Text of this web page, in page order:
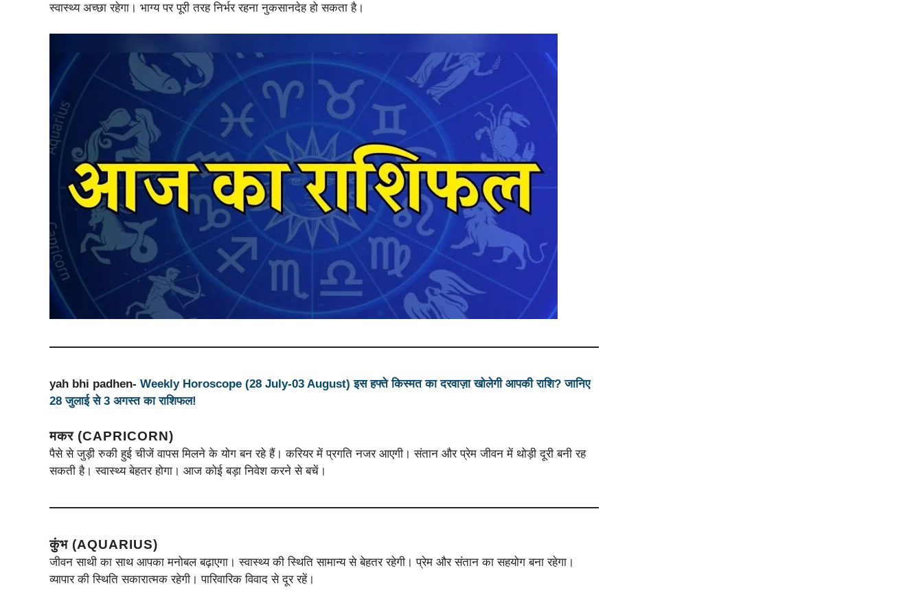
स्वास्थ्य अच्छा रहेगा। भाग्य पर पूरी तरह निर्भर रहना नुकसानदेह हो सकता है।
yah bhi padhen- Weekly Horoscope (28 July-03 August) इस हफ्ते किस्मत का दरवाज़ा खोलेगी आपकी राशि? जानिए
28 जुलाई से 3 अगस्त का राशिफल!
मकर (CAPRICORN)
पैसे से जुड़ी रुकी हुई चीजें वापस मिलने के योग बन रहे हैं। करियर में प्रगति नजर आएगी। संतान और प्रेम जीवन में थोड़ी दूरी बनी रह
सकती है। स्वास्थ्य बेहतर होगा। आज कोई बड़ा निवेश करने से बचें।
कुंभ (AQUARIUS)
जीवन साथी का साथ आपका मनोबल बढ़ाएगा। स्वास्थ्य की स्थिति सामान्य से बेहतर रहेगी। प्रेम और संतान का सहयोग बना रहेगा।
व्यापार की स्थिति सकारात्मक रहेगी। पारिवारिक विवाद से दूर रहें।